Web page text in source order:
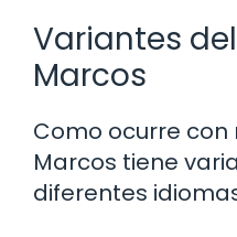
Variantes
Marcos
Como ocurre
Marcos tiene
diferentes